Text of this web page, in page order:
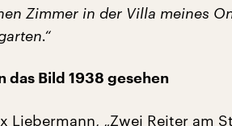
Zimmer in der Villa meines
das Bild 1938 gesehen
Liebermann, „Zwei Reiter am